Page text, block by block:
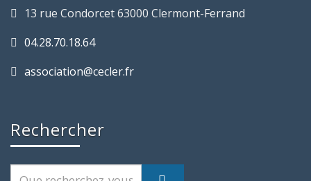
13 rue Condorcet 63000 Clermont-Ferrand
04.28.70.18.64
association@cecler.fr
Rechercher